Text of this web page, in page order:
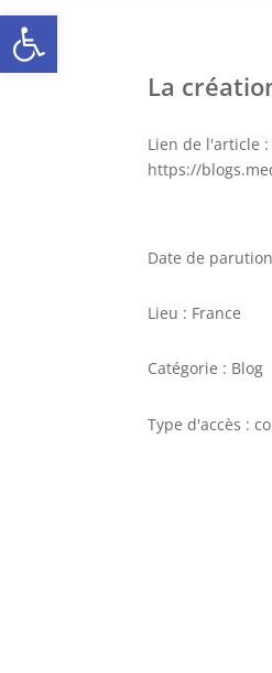
La
Lien de l'article :
https://
Date de
Lieu : France
Catégorie : Blog
Type d'accès :
Ouvrir la barre d’outils